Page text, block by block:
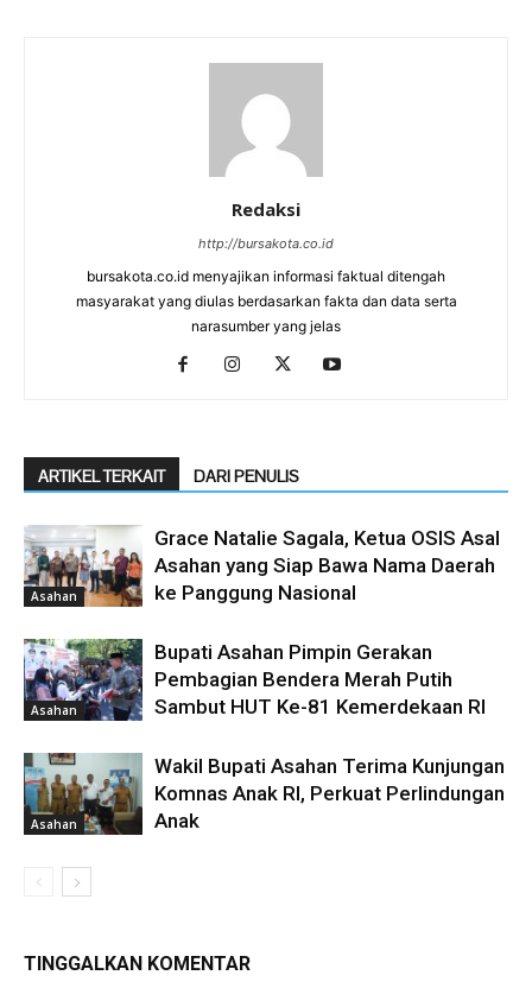
Redaksi
http://bursakota.co.id
bursakota.co.id menyajikan informasi faktual ditengah
masyarakat yang diulas berdasarkan fakta dan data serta
narasumber yang jelas
ARTIKEL TERKAIT DARI PENULIS
Asahan
Grace Natalie Sagala, Ketua OSIS Asal
Asahan yang Siap Bawa Nama Daerah
ke Panggung Nasional
Asahan
Bupati Asahan Pimpin Gerakan
Pembagian Bendera Merah Putih
Sambut HUT Ke-81 Kemerdekaan RI
Asahan
Wakil Bupati Asahan Terima Kunjungan
Komnas Anak RI, Perkuat Perlindungan
Anak
TINGGALKAN KOMENTAR